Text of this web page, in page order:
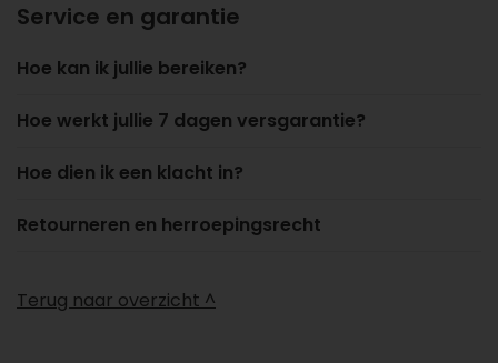
Service en garantie
Hoe kan ik jullie bereiken?
Hoe werkt jullie 7 dagen versgarantie?
Hoe dien ik een klacht in?
Retourneren en herroepingsrecht
Terug naar overzicht ^